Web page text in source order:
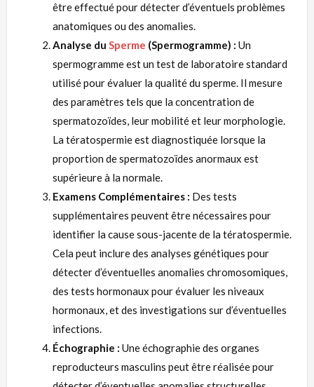
être effectué pour détecter d’éventuels problèmes
anatomiques ou des anomalies.
Analyse du Sperme (Spermogramme) : Un
spermogramme est un test de laboratoire standard
utilisé pour évaluer la qualité du sperme. Il mesure
des paramètres tels que la concentration de
spermatozoïdes, leur mobilité et leur morphologie.
La tératospermie est diagnostiquée lorsque la
proportion de spermatozoïdes anormaux est
supérieure à la normale.
Examens Complémentaires : Des tests
supplémentaires peuvent être nécessaires pour
identifier la cause sous-jacente de la tératospermie.
Cela peut inclure des analyses génétiques pour
détecter d’éventuelles anomalies chromosomiques,
des tests hormonaux pour évaluer les niveaux
hormonaux, et des investigations sur d’éventuelles
infections.
Échographie : Une échographie des organes
reproducteurs masculins peut être réalisée pour